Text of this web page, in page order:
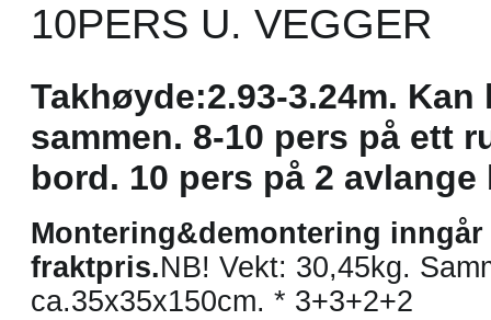
10PERS U. VEGGER
Takhøyde:2.93-3.24m. Kan
sammen. 8-10 pers på ett
bord. 10 pers på 2 avlange
Montering&demontering inngår
fraktpris.NB! Vekt: 30,45kg.
ca.35x35x150cm. * 3+3+2+2